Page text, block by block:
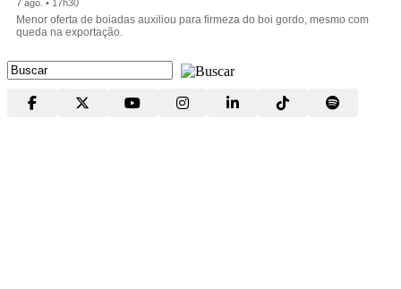
7 ago. • 17h30
Menor oferta de boiadas auxiliou para firmeza do boi gordo, mesmo com
queda na exportação.